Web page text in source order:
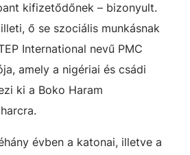
kifizetődőnek – bizonyult.
ő se szociális munkásnak
International nevű PMC
amely a nigériai és csádi
ki a Boko Haram
évben a katonai, illetve a